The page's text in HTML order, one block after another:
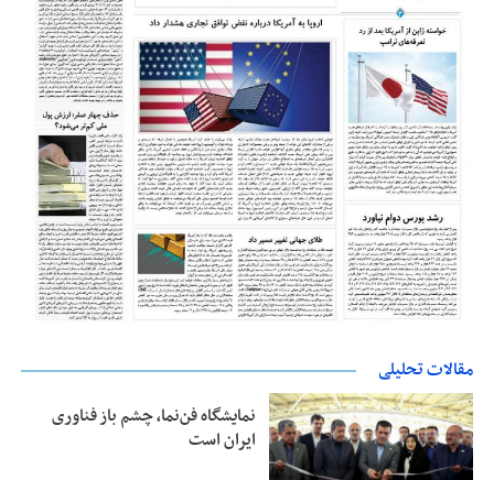
مقالات تحلیلی
نمایشگاه فن‌نما، چشم باز فناوری
ایران است